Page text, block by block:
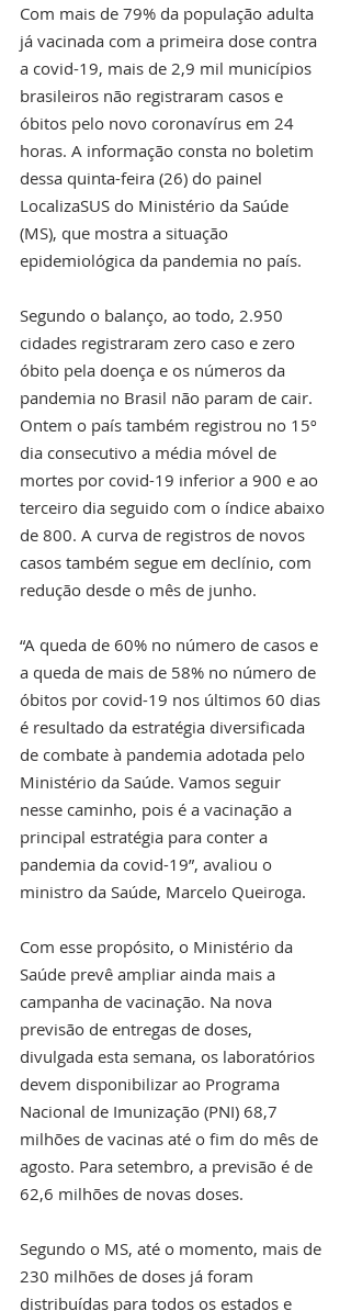
Com mais de 79% da população adulta
já vacinada com a primeira dose contra
a covid-19, mais de 2,9 mil municípios
brasileiros não registraram casos e
óbitos pelo novo coronavírus em 24
horas. A informação consta no boletim
dessa quinta-feira (26) do painel
LocalizaSUS do Ministério da Saúde
(MS), que mostra a situação
epidemiológica da pandemia no país.
Segundo o balanço, ao todo, 2.950
cidades registraram zero caso e zero
óbito pela doença e os números da
pandemia no Brasil não param de cair.
Ontem o país também registrou no 15º
dia consecutivo a média móvel de
mortes por covid-19 inferior a 900 e ao
terceiro dia seguido com o índice abaixo
de 800. A curva de registros de novos
casos também segue em declínio, com
redução desde o mês de junho.
“A queda de 60% no número de casos e
a queda de mais de 58% no número de
óbitos por covid-19 nos últimos 60 dias
é resultado da estratégia diversificada
de combate à pandemia adotada pelo
Ministério da Saúde. Vamos seguir
nesse caminho, pois é a vacinação a
principal estratégia para conter a
pandemia da covid-19”, avaliou o
ministro da Saúde, Marcelo Queiroga.
Com esse propósito, o Ministério da
Saúde prevê ampliar ainda mais a
campanha de vacinação. Na nova
previsão de entregas de doses,
divulgada esta semana, os laboratórios
devem disponibilizar ao Programa
Nacional de Imunização (PNI) 68,7
milhões de vacinas até o fim do mês de
agosto. Para setembro, a previsão é de
62,6 milhões de novas doses.
Segundo o MS, até o momento, mais de
230 milhões de doses já foram
distribuídas para todos os estados e